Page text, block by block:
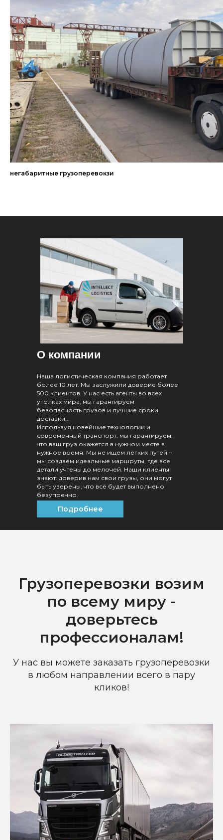
негабаритные грузоперевокзи
О компании
Наша логистическая компания работает
более 10 лет. Мы заслужили доверие более
500 клиентов. У нас есть агенты во всех
уголках мира, мы гарантируем
безопасность грузов и лучшие сроки
доставки...
Используя новейшие технологии и
современный транспорт, мы гарантируем,
что ваш груз окажется в нужном месте в
нужное время. Мы не ищем лёгких путей –
мы создаём идеальные маршруты, где все
детали учтены до мелочей. Наши клиенты
знают: доверив нам свои грузы, они могут
быть уверены, что всё будет выполнено
безупречно.
Подробнее
Грузоперевозки возим
по всему миру -
доверьтесь
профессионалам!
У нас вы можете заказать грузоперевозки
в любом направлении всего в пару
кликов!